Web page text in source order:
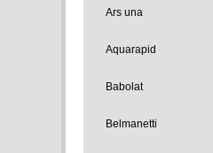
Ars una
Aquarapid
Babolat
Belmanetti